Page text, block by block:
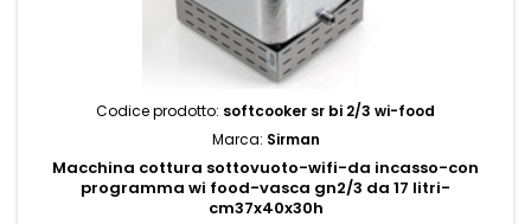
Codice prodotto: softcooker sr bi 2/3 wi-food
Marca: Sirman
Macchina cottura sottovuoto-wifi-da incasso-con
programma wi food-vasca gn2/3 da 17 litri-
cm37x40x30h